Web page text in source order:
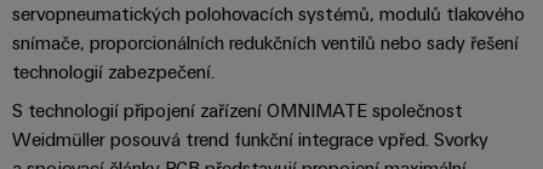
pro
stupeň
účinnost
Infrastruktura
Propojovací
dráty
Řešení
pro
Servisní
rozhraní
Distribuční
skříňky
Laboratorní
služby
Podpora
Novinky
pro
odborná
média
a
prodejní
akce
Produktové
novinky
servopneumatických polohovacích systémů, modulů tlakového
snímače, proporcionálních redukčních ventilů nebo sady řešení
technologií zabezpečení.
S technologií připojení zařízení OMNIMATE společnost
Weidmüller posouvá trend funkční integrace vpřed. Svorky